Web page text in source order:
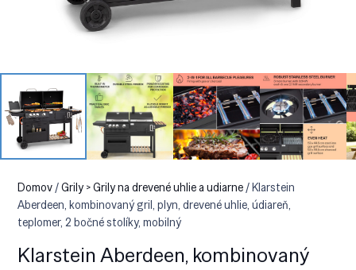
Domov/Grily > Grily na drevené uhlie a udiarne/ Klarstein
Aberdeen, kombinovaný gril, plyn, drevené uhlie, údiareň,
teplomer, 2 bočné stolíky, mobilný
Klarstein Aberdeen, kombinovaný